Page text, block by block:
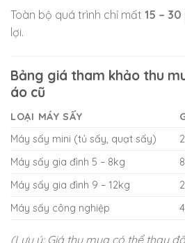
Toàn bộ quá trình chỉ mất 15 –
lợi.
Bảng giá tham khảo thu
áo cũ
LOẠI MÁY SẤY
Máy sấy mini (tủ sấy, quạt sấy)
Máy sấy gia đình 5 – 8kg
Máy sấy gia đình 9 – 12kg
Máy sấy công nghiệp
(Lưu ý: Giá thu mua có thể thay